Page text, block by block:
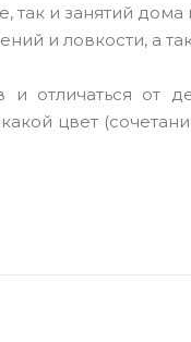
так и занятий
и ловкости, а
отличаться от
цвет